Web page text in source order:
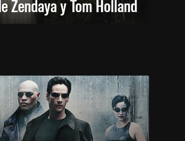
Zendaya y Tom Holland